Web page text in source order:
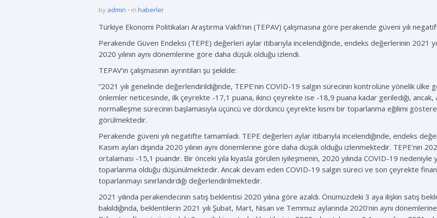
by admin in haberler
Türkiye Ekonomi Politikaları Araştırma Vakfı’nın (TEPAV) çalışmasına göre perakende güveni yılı
Perakende Güven Endeksi (TEPE) değerleri aylar itibarıyla incelendiğinde, endeks değerlerinin 2021
2020 yılının aynı dönemlerine göre daha düşük olduğu izlendi.
TEPAV’ın çalışmasının ayrıntıları şu şekilde:
“2021 yılı genelinde değerlendirildiğinde, TEPE’nin COVID-19 salgın sürecinin kontrolüne yönelik ülke
önlemler neticesinde, ilk çeyrekte -17,1 puana, ikinci çeyrekte ise -18,9 puana kadar gerilediği, ancak,
normalleşme sürecinin başlamasıyla üçüncü ve dördüncü çeyrekte kısmi bir toparlanma eğilimi
görülmektedir.
Perakende güveni yılı negatifte tamamladı. TEPE değerleri aylar itibarıyla incelendiğinde, endeks
Kasım ayları dışında 2020 yılının aynı dönemlerine göre daha düşük olduğu izlenmektedir. TEPE’nin
ortalaması -15,1 puandır. Bir önceki yıla kıyasla görülen iyileşmenin, 2020 yılında COVID-19
toparlanma olduğu düşünülmektedir. Ancak devam eden COVID-19 salgın süreci ve son çeyrekte
toparlanmayı sınırlandırdığı değerlendirilmektedir.
2021 yılında perakendecinin satış beklentisi 2020 yılına göre azaldı. Önümüzdeki 3 aya ilişkin satış
bakıldığında, beklentilerin 2021 yılı Şubat, Mart, Nisan ve Temmuz aylarında 2020’nin aynı